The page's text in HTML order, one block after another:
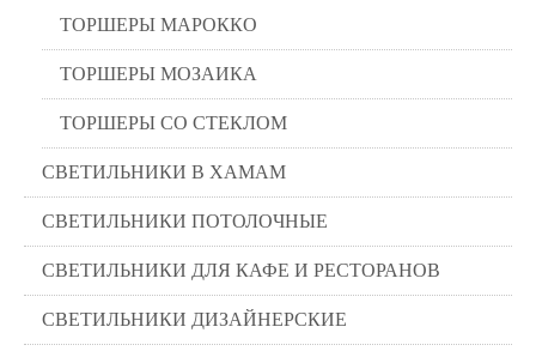
ТОРШЕРЫ МАРОККО
ТОРШЕРЫ МОЗАИКА
ТОРШЕРЫ СО СТЕКЛОМ
СВЕТИЛЬНИКИ В ХАМАМ
СВЕТИЛЬНИКИ ПОТОЛОЧНЫЕ
СВЕТИЛЬНИКИ ДЛЯ КАФЕ И РЕСТОРАНОВ
СВЕТИЛЬНИКИ ДИЗАЙНЕРСКИЕ